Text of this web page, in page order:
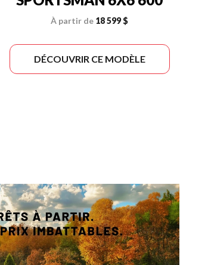
À partir de 18 599 $
DÉCOUVRIR CE MODÈLE